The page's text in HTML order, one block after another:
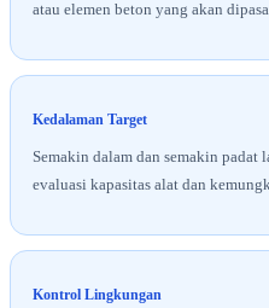
atau elemen beton yang akan
Kedalaman Target
Semakin dalam dan semakin padat
evaluasi kapasitas alat dan
Kontrol Lingkungan